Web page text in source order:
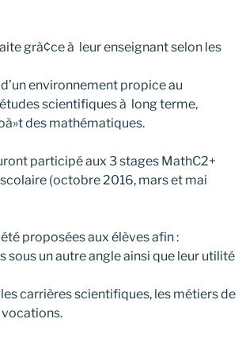
grà¢ce à leur enseignant selon les
environnement propice au
scientifiques à long terme,
des mathématiques.
participé aux 3 stages MathC2+
(octobre 2016, mars et mai
proposées aux élèves afin :
sous un autre angle ainsi que leur utilité
carrières scientifiques, les métiers de
vocations.